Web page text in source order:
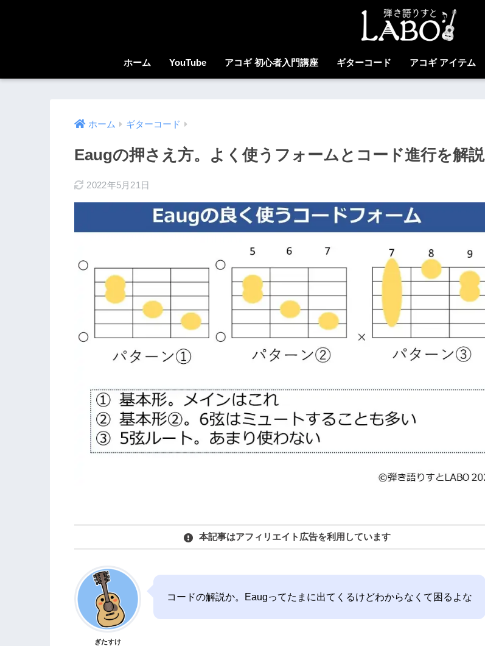
ホーム YouTube アコギ 初心者入門講座 ギターコード アコギ アイテム
ホーム ギターコード
Eaugの押さえ方。よく使うフォームとコード進行を解説
2022年5月21日
本記事はアフィリエイト広告を利用しています
ぎたすけ
コードの解説か。Eaugってたまに出てくるけどわからなくて困るよな